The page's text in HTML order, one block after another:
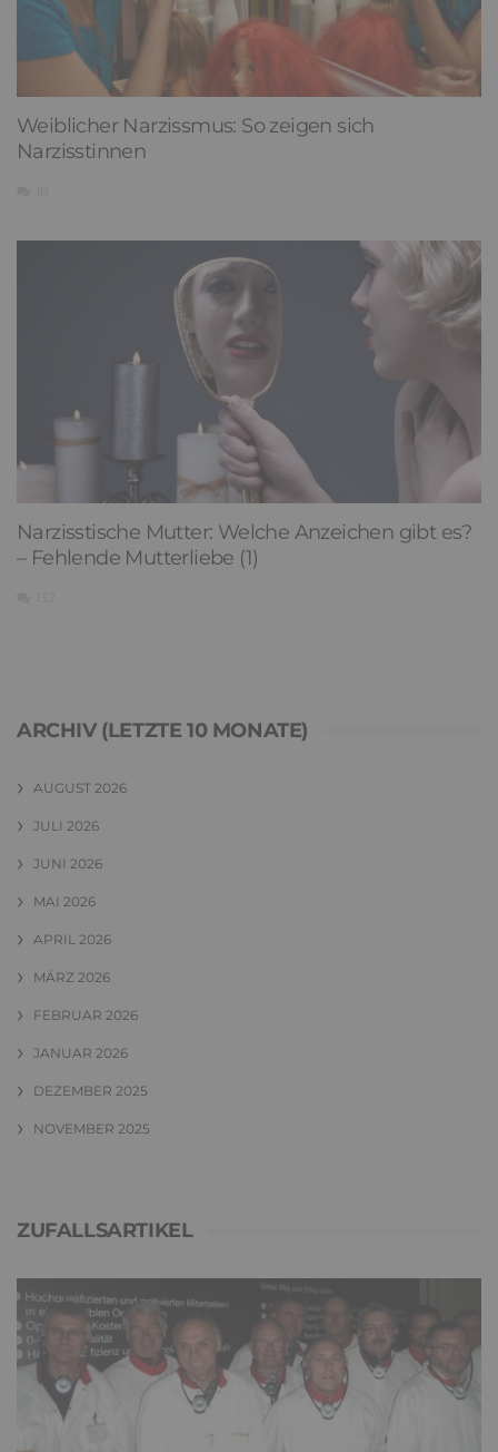
Weiblicher Narzissmus: So zeigen sich
Narzisstinnen
Narzisstische Mutter: Welche Anzeichen gibt es?
– Fehlende Mutterliebe (1)
ARCHIV (LETZTE 10 MONATE)
AUGUST 2026
JULI 2026
JUNI 2026
MAI 2026
APRIL 2026
MÄRZ 2026
FEBRUAR 2026
JANUAR 2026
DEZEMBER 2025
NOVEMBER 2025
ZUFALLSARTIKEL